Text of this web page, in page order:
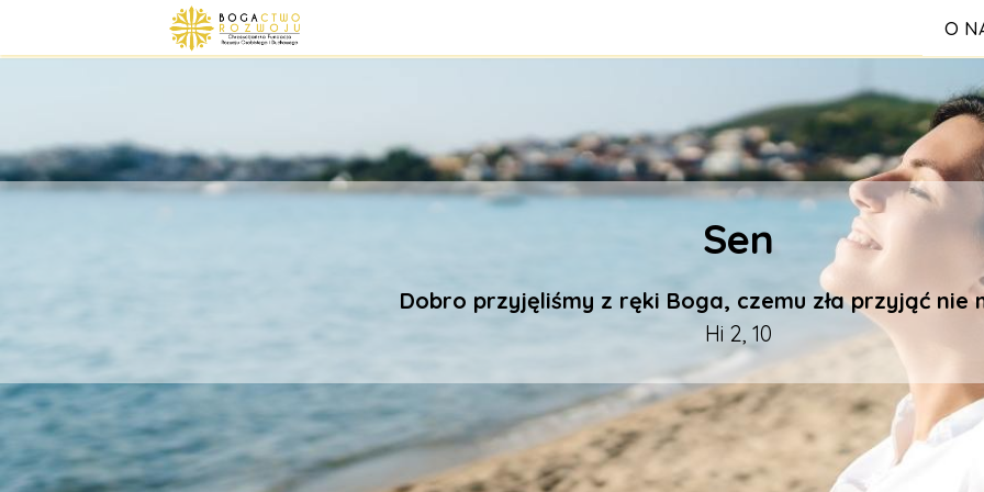
O
Sen
Dobro przyjęliśmy z ręki Boga, czemu zła przyjąć nie
Hi 2, 10